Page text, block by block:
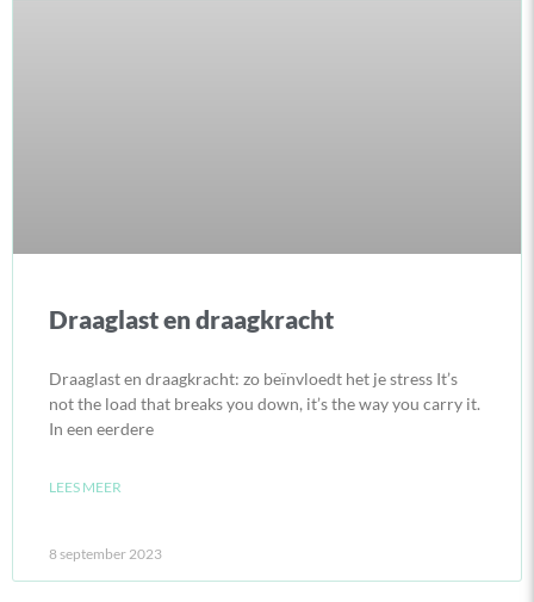
Draaglast en draagkracht
Draaglast en draagkracht: zo beïnvloedt het je stress It’s
not the load that breaks you down, it’s the way you carry it.
In een eerdere
LEES MEER
8 september 2023